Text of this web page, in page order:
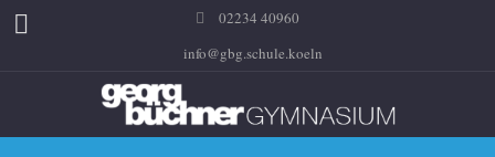
02234 40960
info@gbg.schule.koeln